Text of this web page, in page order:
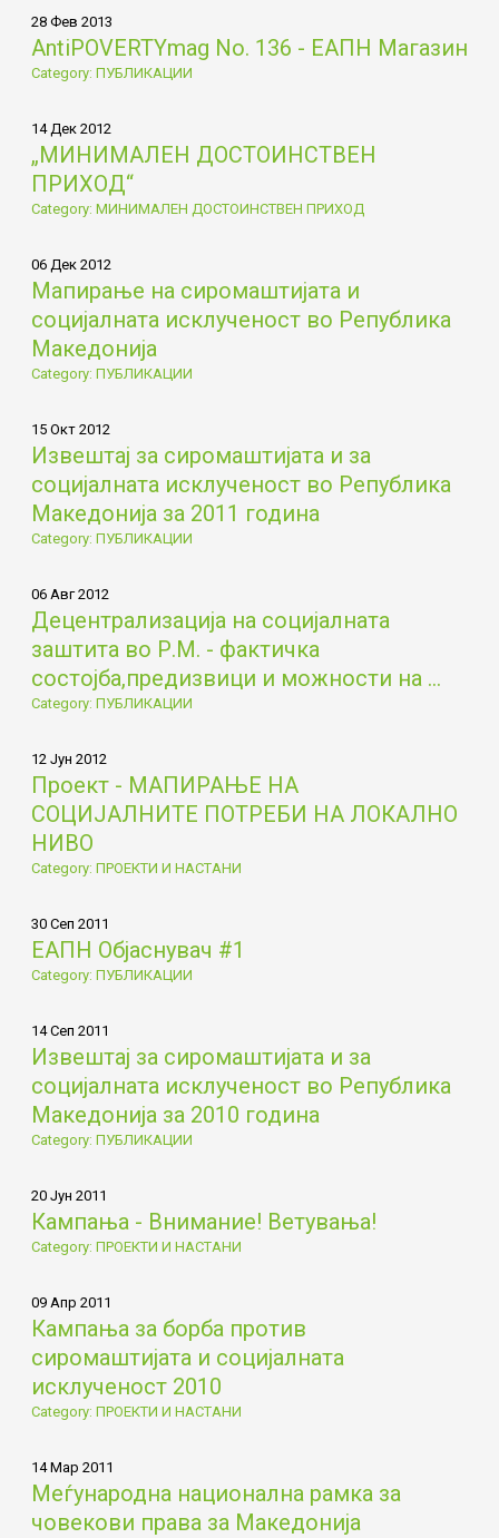
28 Фев 2013
AntiPOVERTYmag No. 136 - ЕАПН Магазин
Category: ПУБЛИКАЦИИ
14 Дек 2012
„МИНИМАЛЕН ДОСТОИНСТВЕН
ПРИХОД“
Category: МИНИМАЛЕН ДОСТОИНСТВЕН ПРИХОД
06 Дек 2012
Мапирање на сиромаштијата и
социјалната исклученост во Република
Македонија
Category: ПУБЛИКАЦИИ
15 Окт 2012
Извештај за сиромаштијата и за
социјалната исклученост во Република
Македонија за 2011 година
Category: ПУБЛИКАЦИИ
06 Авг 2012
Децентрализација на социјалната
заштита во Р.М. - фактичка
состојба,предизвици и можности на ...
Category: ПУБЛИКАЦИИ
12 Јун 2012
Проект - МАПИРАЊЕ НА
СОЦИЈАЛНИТЕ ПОТРЕБИ НА ЛОКАЛНО
НИВО
Category: ПРОЕКТИ И НАСТАНИ
30 Сеп 2011
ЕАПН Објаснувач #1
Category: ПУБЛИКАЦИИ
14 Сеп 2011
Извештај за сиромаштијата и за
социјалната исклученост во Република
Македонија за 2010 година
Category: ПУБЛИКАЦИИ
20 Јун 2011
Кампања - Внимание! Ветувања!
Category: ПРОЕКТИ И НАСТАНИ
09 Апр 2011
Кампања за борба против
сиромаштијата и социјалната
исклученост 2010
Category: ПРОЕКТИ И НАСТАНИ
14 Мар 2011
Меѓународна национална рамка за
човекови права за Македонија